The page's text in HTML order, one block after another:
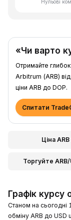
Нульові
«Чи варто
Отримайте
Arbitrum (ARB) від
ціни ARB до DOP.
Спитати
Ціна ARB
Торгуйте
Графік курсу
Станом на сьогодні
обміну ARB до USD